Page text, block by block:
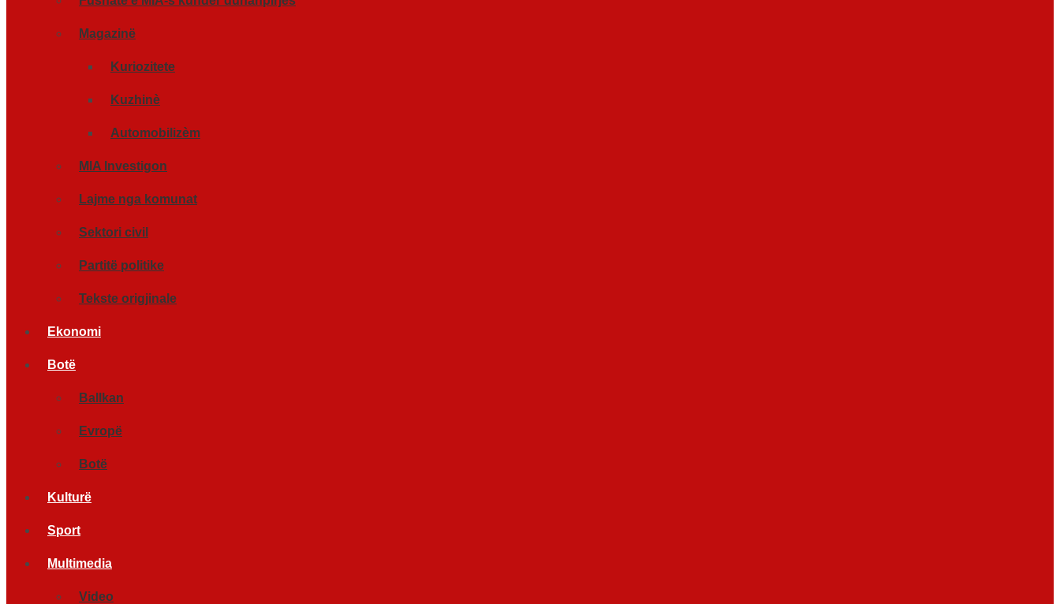
Magazinë
Kuriozitete
Kuzhinè
Automobilizèm
MIA Investigon
Lajme nga komunat
Sektori civil
Partitë politike
Tekste origjinale
Ekonomi
Botë
Ballkan
Evropë
Botë
Kulturë
Sport
Multimedia
Video